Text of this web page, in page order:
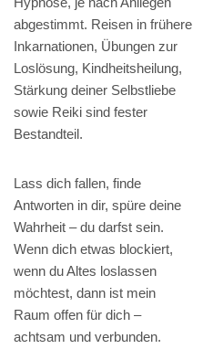
abgestimmt. Reisen in frühere
Inkarnationen, Übungen zur
Loslösung, Kindheitsheilung,
Stärkung deiner Selbstliebe
sowie Reiki sind fester
Bestandteil.
Lass dich fallen, finde
Antworten in dir, spüre deine
Wahrheit – du darfst sein.
Wenn dich etwas blockiert,
wenn du Altes loslassen
möchtest, dann ist mein
Raum offen für dich –
achtsam und verbunden.